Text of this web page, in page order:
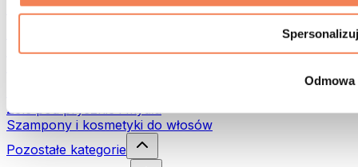
Spersonalizuj
Odmowa
Filtry i dzbanki do wody
Środki do prania
Żele pod prysznic i mydła
Szampony i kosmetyki do włosów
Pozostałe kategorie